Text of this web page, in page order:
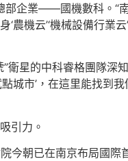
企業——國機數科。“
機云’‘機械設備行業云
衛星的中科睿格團隊
城市’，在這里能找到
引力。
今朝已在南京布局國